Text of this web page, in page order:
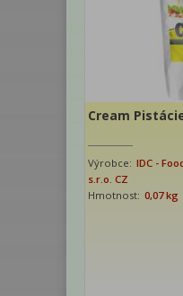
Cream
Výrobce: IDC -
s.r.o. CZ
Hmotnost: 0,07 kg